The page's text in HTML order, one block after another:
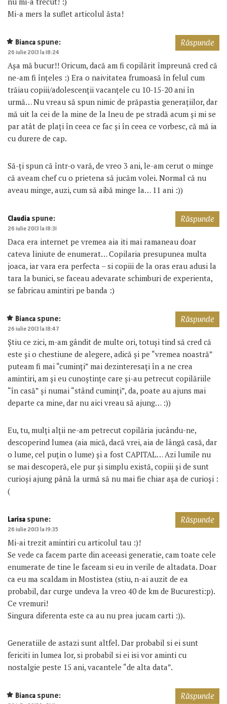
Mi-a mers la suflet articolul ăsta!
Bianca spune:
26 iulie 2013 la 18:24
Așa mă bucur!! Oricum, dacă am fi copilărit împreună cred că
ne-am fi înțeles :) Era o naivitatea frumoasă în felul cum
trăiau copiii/adolescenții vacanțele cu 10-15-20 ani în
urmă… Nu vreau să spun nimic de prăpastia generațiilor, dar
mă uit la cei de la mine de la Ineu de pe stradă acum și mi se
par atât de plați în ceea ce fac și în ceea ce vorbesc, că mă ia
cu durere de cap.
Să-ți spun că într-o vară, de vreo 3 ani, le-am cerut o minge
că aveam chef cu o prietena să jucăm volei. Normal că nu
aveau minge, auzi, cum să aibă minge la… 11 ani :))
Răspunde
Claudia spune:
26 iulie 2013 la 18:31
Daca era internet pe vremea aia iti mai ramaneau doar
cateva liniute de enumerat… Copilaria presupunea multa
joaca, iar vara era perfecta – si copiii de la oras erau adusi la
tara la bunici, se faceau adevarate schimburi de experienta,
se fabricau amintiri pe banda :)
Răspunde
Bianca spune:
26 iulie 2013 la 18:47
Știu ce zici, m-am gândit de multe ori, totuși tind să cred că
este și o chestiune de alegere, adică și pe “vremea noastră”
puteam fi mai “cuminți” mai dezinteresați în a ne crea
amintiri, am și eu cunoștințe care și-au petrecut copilăriile
“în casă” și numai “stând cuminți”, da, poate au ajuns mai
departe ca mine, dar nu aici vreau să ajung… :))
Eu, tu, mulți alții ne-am petrecut copilăria jucându-ne,
descoperind lumea (aia mică, dacă vrei, aia de lângă casă, dar
o lume, cel puțin o lume) și a fost CAPITAL… Azi lumile nu
se mai descoperă, ele pur și simplu există, copiii și de sunt
curioși ajung până la urmă să nu mai fie chiar așa de curioși :
(
Răspunde
Larisa spune:
26 iulie 2013 la 19:35
Mi-ai trezit amintiri cu articolul tau :)!
Se vede ca facem parte din aceeasi generatie, cam toate cele
enumerate de tine le faceam si eu in verile de altadata. Doar
ca eu ma scaldam in Mostistea (stiu, n-ai auzit de ea
probabil, dar curge undeva la vreo 40 de km de Bucuresti:p).
Ce vremuri!
Singura diferenta este ca au nu prea jucam carti :)).
Generatiile de astazi sunt altfel. Dar probabil si ei sunt
fericiti in lumea lor, si probabil si ei isi vor aminti cu
nostalgie peste 15 ani, vacantele “de alta data”.
Răspunde
Bianca spune: Răspunde